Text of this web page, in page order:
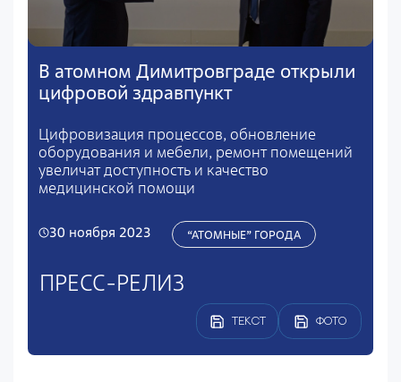
В атомном Димитровграде открыли
цифровой здравпункт
Цифровизация процессов, обновление
оборудования и мебели, ремонт помещений
увеличат доступность и качество
медицинской помощи
30 ноября 2023 “АТОМНЫЕ” ГОРОДА
ПРЕСС-РЕЛИЗ
ТЕКСТ ФОТО